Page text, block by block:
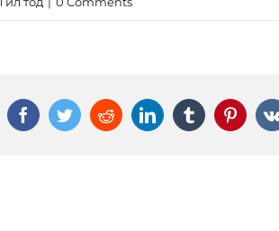
FacebookTwitterRedditLinkedInTumblr